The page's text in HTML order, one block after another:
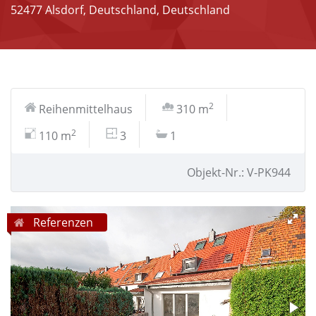
52477 Alsdorf, Deutschland, Deutschland
Reihenmittelhaus 310 m2
110 m2 3 1
Objekt-Nr.: V-PK944
Referenzen